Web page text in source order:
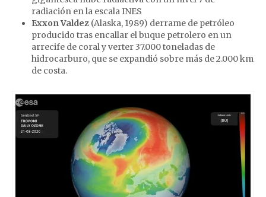
radiación en la escala INES
Exxon Valdez(Alaska, 1989) derrame de petróleo
producido tras encallar el buque petrolero en un
arrecife de coral y verter 37.000 toneladas de
hidrocarburo, que se expandió sobre más de 2.000 km
de costa.